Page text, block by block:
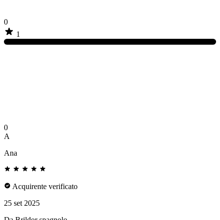
0
1
0
A
Ana
Acquirente verificato
25 set 2025